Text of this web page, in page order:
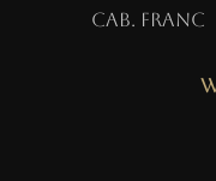
Cab. Franc